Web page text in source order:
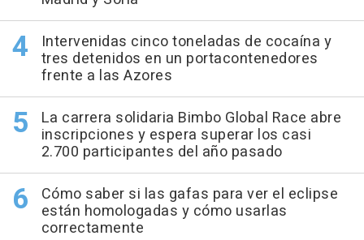
Intervenidas cinco toneladas de cocaína y
tres detenidos en un portacontenedores
frente a las Azores
La carrera solidaria Bimbo Global Race abre
inscripciones y espera superar los casi
2.700 participantes del año pasado
Cómo saber si las gafas para ver el eclipse
están homologadas y cómo usarlas
correctamente